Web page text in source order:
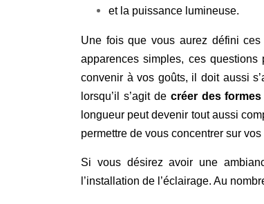
et la puissance lumineuse.
Une fois que vous aurez défini
apparences simples, ces
convenir à vos goûts, il doit aussi
lorsqu’il s’agit de créer des
longueur peut devenir tout aussi
permettre de vous concentrer sur vos
Si vous désirez avoir une
l’installation de l’éclairage. Au